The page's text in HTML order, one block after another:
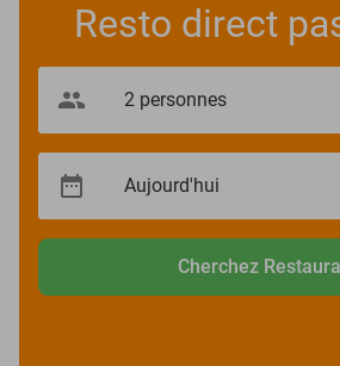
Resto direct
Cherchez